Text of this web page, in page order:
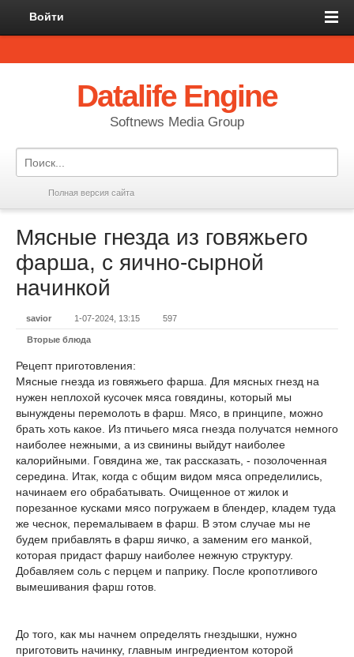
Войти
Datalife Engine
Softnews Media Group
Полная версия сайта
Мясные гнезда из говяжьего
фарша, с яично-сырной
начинкой
savior 1-07-2024, 13:15 597
Вторые блюда
Рецепт приготовления:
Мясные гнезда из говяжьего фарша. Для мясных гнезд на
нужен неплохой кусочек мяса говядины, который мы
вынуждены перемолоть в фарш. Мясо, в принципе, можно
брать хоть какое. Из птичьего мяса гнезда получатся немного
наиболее нежными, а из свинины выйдут наиболее
калорийными. Говядина же, так рассказать, - позолоченная
середина. Итак, когда с общим видом мяса определились,
начинаем его обрабатывать. Очищенное от жилок и
порезанное кусками мясо погружаем в блендер, кладем туда
же чеснок, перемалываем в фарш. В этом случае мы не
будем прибавлять в фарш яичко, а заменим его манкой,
которая придаст фаршу наиболее нежную структуру.
Добавляем соль с перцем и паприку. После кропотливого
вымешивания фарш готов.
До того, как мы начнем определять гнездышки, нужно
приготовить начинку, главным ингредиентом которой